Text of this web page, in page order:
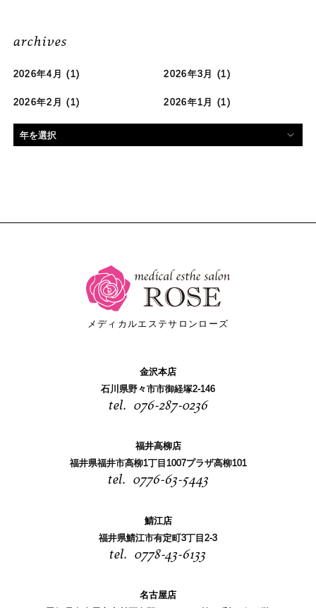
archives
2026年4月 (1) 2026年3月 (1)
2026年2月 (1) 2026年1月 (1)
メディカルエステサロンローズ
金沢本店
石川県野々市市御経塚2-146
076-287-0236
福井高柳店
福井県福井市高柳1丁目1007プラザ高柳101
0776-63-5443
鯖江店
福井県鯖江市有定町3丁目2-3
0778-43-6133
名古屋店